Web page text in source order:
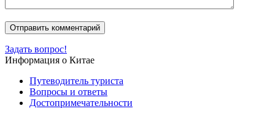
Задать вопрос!
Информация о Китае
Путеводитель туриста
Вопросы и ответы
Достопримечательности